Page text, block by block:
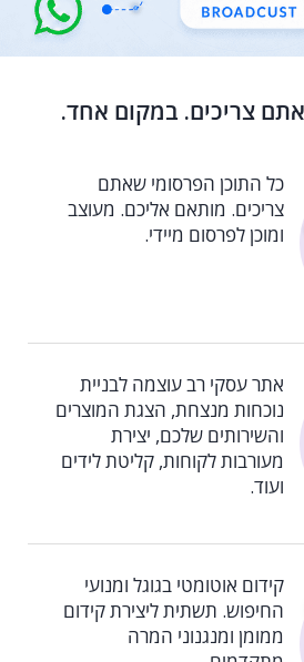
צריכים. במקום אחד.
כל התוכן הפרסומי שאתם
צריכים. מותאם אליכם. מעוצב
ומוכן לפרסום מיידי.
אתר עסקי רב עוצמה לבניית
נוכחות מנצחת, הצגת המוצרים
והשירותים שלכם, יצירת
מעורבות לקוחות, קליטת לידים
ועוד.
קידום אוטומטי בגוגל ומנועי
החיפוש. תשתית ליצירת קידום
ממומן ומנגנוני המרה